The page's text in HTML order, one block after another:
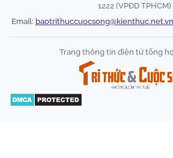
1222 (VPĐD TPHCM)
Email: baotrithuccuocsong@kienthuc.net.vn
Trang thông tin điện tử tổng